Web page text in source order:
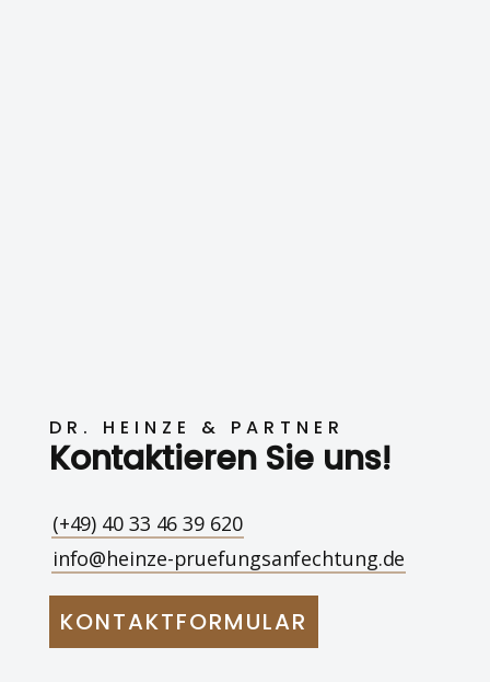
DR. HEINZE & PARTNER
Kontaktieren Sie uns!
(+49) 40 33 46 39 620
info@heinze-pruefungsanfechtung.de
KONTAKTFORMULAR